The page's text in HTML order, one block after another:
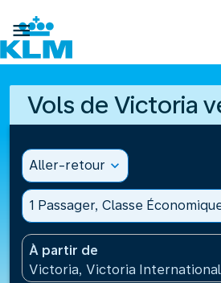

Vols de Victoria
Aller-retour expand_more
1 Passager, Classe
À partir de
Victoria, Victoria